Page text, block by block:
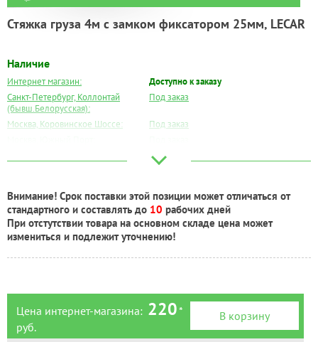
Стяжка груза 4м с замком фиксатором 25мм, LECAR
Наличие
Интернет магазин:
Доступно к заказу
Санкт-Петербург, Коллонтай
(бывш.Белорусская):
Под заказ
Москва, Коровинское Шоссе:
Под заказ
Под заказ
Самара:
Под заказ
Тверь:
Под заказ
Тюмень:
Под заказ
Внимание! Срок поставки этой позиции может отличаться от
стандартного и составлять до 10 рабочих дней
При отстутствии товара на основном складе цена может
измениться и подлежит уточнению!
Цена интернет-магазина: 220*
руб.
В корзину